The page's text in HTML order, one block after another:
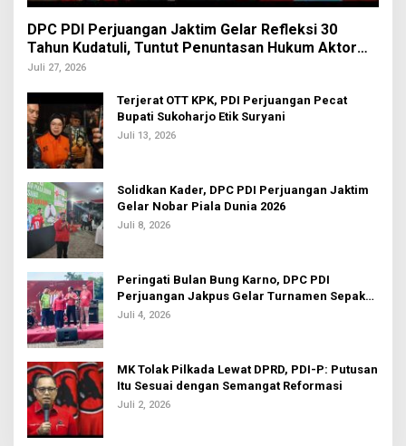
DPC PDI Perjuangan Jaktim Gelar Refleksi 30
Tahun Kudatuli, Tuntut Penuntasan Hukum Aktor
Intelektual
Juli 27, 2026
Terjerat OTT KPK, PDI Perjuangan Pecat
Bupati Sukoharjo Etik Suryani
Juli 13, 2026
Solidkan Kader, DPC PDI Perjuangan Jaktim
Gelar Nobar Piala Dunia 2026
Juli 8, 2026
Peringati Bulan Bung Karno, DPC PDI
Perjuangan Jakpus Gelar Turnamen Sepak
Bola U-20
Juli 4, 2026
MK Tolak Pilkada Lewat DPRD, PDI-P: Putusan
Itu Sesuai dengan Semangat Reformasi
Juli 2, 2026